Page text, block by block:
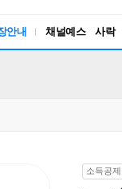
안내 채널예스 사락
소득공제